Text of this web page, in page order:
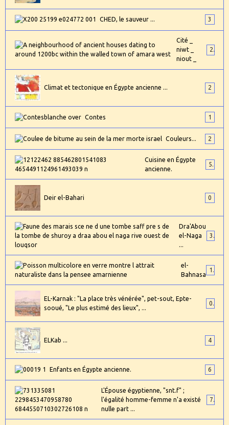
CHED, le sauveur ... 3
Cité _
niwt _
niout _
2
Climat et tectonique en Égypte ancienne ... 2
Contes 1
Couleurs... 2
Cuisine en Égypte
ancienne.
5
Deir el-Bahari 0
Dra'Abou
el-Naga
...
3
el-
Bahnasa
1
EL-Karnak : "La place très vénérée", pet-sout, Epte-
sooué, "Le plus estimé des lieux", ...
0
ELKab ... 4
Enfants en Égypte ancienne. 6
L'Épouse égyptienne, "snt.f" ;
l'égalité homme-femme n'a existé
nulle part ...
7